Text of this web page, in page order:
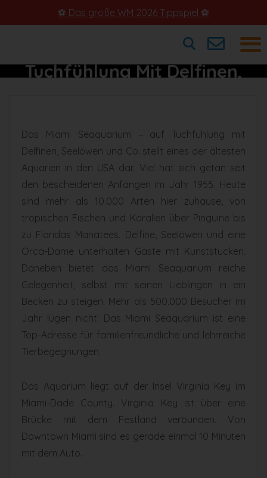
⚽ Das große WM 2026 Tippspiel ⚽
×
Miami Seaquarium – Auf
Tuchfühlung Mit Delfinen,
Das Miami Seaquarium – auf Tuchfühlung mit
Delfinen, Seelöwen und Co. stellt eines der ältesten
Aquarien in den USA dar. Viel hat sich getan seit
den bescheidenen Anfängen im Jahr 1955. Heute
sind mehr als 10.000 Arten hier zuhause, von
tropischen Fischen und Korallen über Pinguine bis
zu Floridas Manatees. Delfine, Seelöwen und eine
Orca-Dame unterhalten Gäste mit Kunststücken.
Daneben bietet das Miami Seaquarium reiche
Gelegenheit, selbst mit seinen Lieblingen in ein
Becken zu steigen. Mehr als 500.000 Besucher im
Jahr lügen nicht: Das Miami Seaquarium ist eine
Top-Adresse für familienfreundliche und lehrreiche
Tierbegegnungen.
Das Aquarium liegt auf der Insel Virginia Key im
Miami-Dade County. Virginia Key ist über eine
Brücke mit dem Festland verbunden. Von
Downtown Miami sind es gerade einmal 10 Minuten
mit dem Auto.